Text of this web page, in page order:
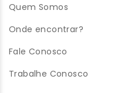
Quem Somos
Onde encontrar?
Fale Conosco
Trabalhe Conosco